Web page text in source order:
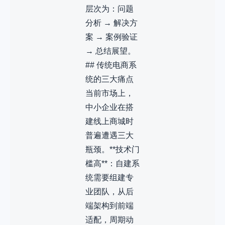
层次为：问题
分析 → 解决方
案 → 案例验证
→ 总结展望。
## 传统电商系
统的三大痛点
当前市场上，
中小企业在搭
建线上商城时
普遍遭遇三大
瓶颈。**技术门
槛高**：自建系
统需要组建专
业团队，从后
端架构到前端
适配，周期动